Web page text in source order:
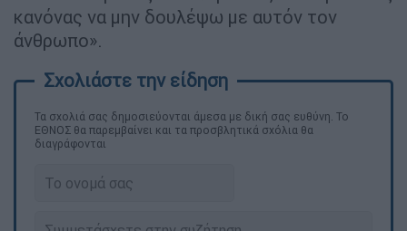
κανόνας να μην δουλέψω με αυτόν τον
άνθρωπο».
Τα σχολιά σας δημοσιεύονται άμεσα με δική σας ευθύνη. Το
ΕΘΝΟΣ θα παρεμβαίνει και τα προσβλητικά σχόλια θα
διαγράφονται